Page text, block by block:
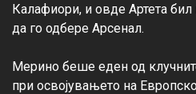
Калафиори, и овде Артета
да го одбере Арсенал.
Мерино беше еден од
при освојувањето на